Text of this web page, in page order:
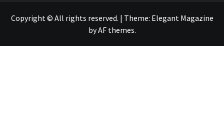
Copyright © All rights reserved. | Theme: Elegant Magazine
byAF themes.